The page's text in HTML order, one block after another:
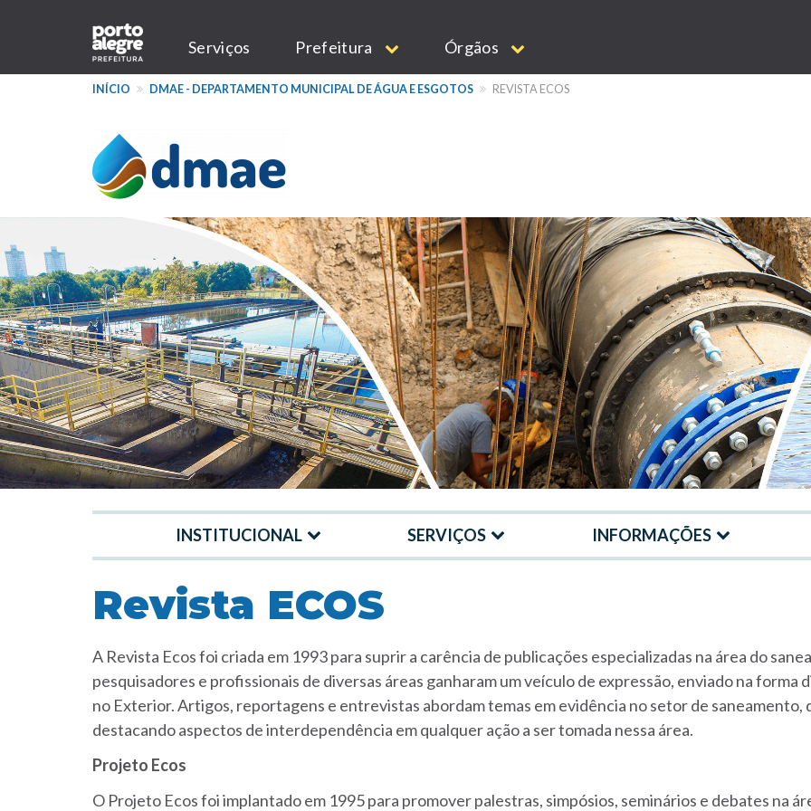
conteúdo
Main
navigation
Serviços Prefeitura Órgãos
INÍCIO DMAE - DEPARTAMENTO MUNICIPAL DE ÁGUA E ESGOTOS REVISTA ECOS
Menu
-
Site
DMAE
INSTITUCIONAL SERVIÇOS INFORMAÇÕES
Revista ECOS
A Revista Ecos foi criada em 1993 para suprir a carência de publicações especializadas na área do
pesquisadores e profissionais de diversas áreas ganharam um veículo de expressão, enviado na forma
no Exterior. Artigos, reportagens e entrevistas abordam temas em evidência no setor de
destacando aspectos de interdependência em qualquer ação a ser tomada nessa área.
Projeto Ecos
O Projeto Ecos foi implantado em 1995 para promover palestras, simpósios, seminários e debates na